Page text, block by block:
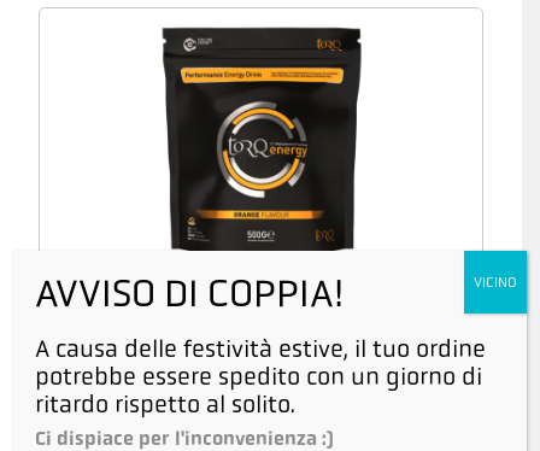
Bevanda Energetica Arancia Naturale 500 gr
€ 21,95IVA inclusa
€20,14Iva esclusa
AVVISO DI COPPIA!
A causa delle festività estive, il tuo ordine
potrebbe essere spedito con un giorno di
ritardo rispetto al solito.
Ci dispiace per l'inconvenienza :)
VICINO